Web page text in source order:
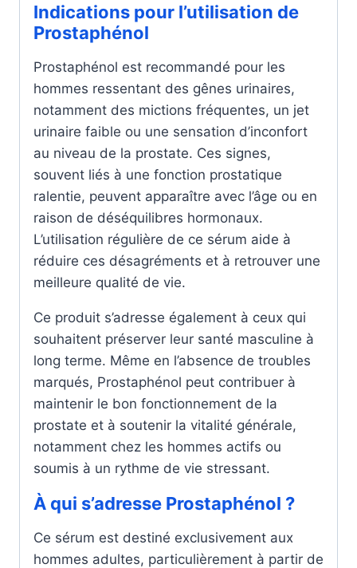
Indications pour l’utilisation de
Prostaphénol
Prostaphénol est recommandé pour les
hommes ressentant des gênes urinaires,
notamment des mictions fréquentes, un jet
urinaire faible ou une sensation d’inconfort
au niveau de la prostate. Ces signes,
souvent liés à une fonction prostatique
ralentie, peuvent apparaître avec l’âge ou en
raison de déséquilibres hormonaux.
L’utilisation régulière de ce sérum aide à
réduire ces désagréments et à retrouver une
meilleure qualité de vie.
Ce produit s’adresse également à ceux qui
souhaitent préserver leur santé masculine à
long terme. Même en l’absence de troubles
marqués, Prostaphénol peut contribuer à
maintenir le bon fonctionnement de la
prostate et à soutenir la vitalité générale,
notamment chez les hommes actifs ou
soumis à un rythme de vie stressant.
À qui s’adresse Prostaphénol ?
Ce sérum est destiné exclusivement aux
hommes adultes, particulièrement à partir de